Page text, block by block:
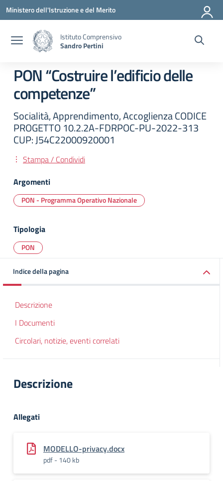
Vai ai contenuti
Vai al menu di navigazione
Vai al footer
Ministero dell'Istruzione e del Merito
Istituto Comprensivo
Sandro Pertini
PON “Costruire l’edificio delle
competenze”
Socialità, Apprendimento, Accoglienza CODICE
PROGETTO 10.2.2A-FDRPOC-PU-2022-313
CUP: J54C22000920001
Stampa / Condividi
Argomenti
PON - Programma Operativo Nazionale
Tipologia
PON
Indice della pagina
Descrizione
I Documenti
Circolari, notizie, eventi correlati
Descrizione
Allegati
MODELLO-privacy.docx
pdf - 140 kb